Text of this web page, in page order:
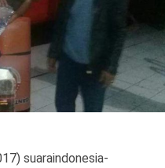
suaraindonesia-